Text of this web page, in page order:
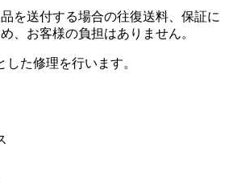
を送付する場合の往復送料、保証に
、お客様の負担はありません。
た修理を行います。